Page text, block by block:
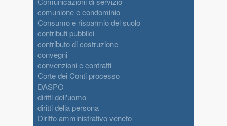
comunione e condominio
Consumo e risparmio del suolo
contributi pubblici
contributo di costruzione
convegni
convenzioni e contratti
Corte dei Conti processo
DASPO
diritti dell'uomo
diritti della persona
Diritto amministrativo veneto